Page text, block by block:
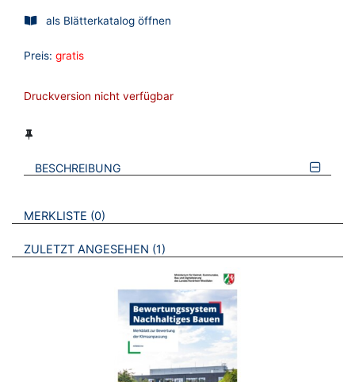
als Blätterkatalog öffnen
Preis: gratis
Druckversion nicht verfügbar
BESCHREIBUNG
VERWEISE AUF VERMERKTE- ODER ZULETZT ANGESEHENE
MERKLISTE 0 BROSCHÜREN
ZULETZT ANGESEHEN 1 BROSCHÜREN